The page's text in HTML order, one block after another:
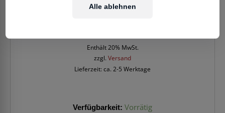
Enthält 20% MwSt.
zzgl. Versand
Lieferzeit: ca. 2-5 Werktage
Verfügbarkeit: Vorrätig
Alle ablehnen